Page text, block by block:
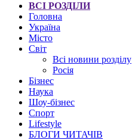
ВСІ РОЗДІЛИ
Головна
Україна
Місто
Світ
Всі новини розділу
Росія
Бізнес
Наука
Шоу-бізнес
Спорт
Lifestyle
БЛОГИ ЧИТАЧІВ